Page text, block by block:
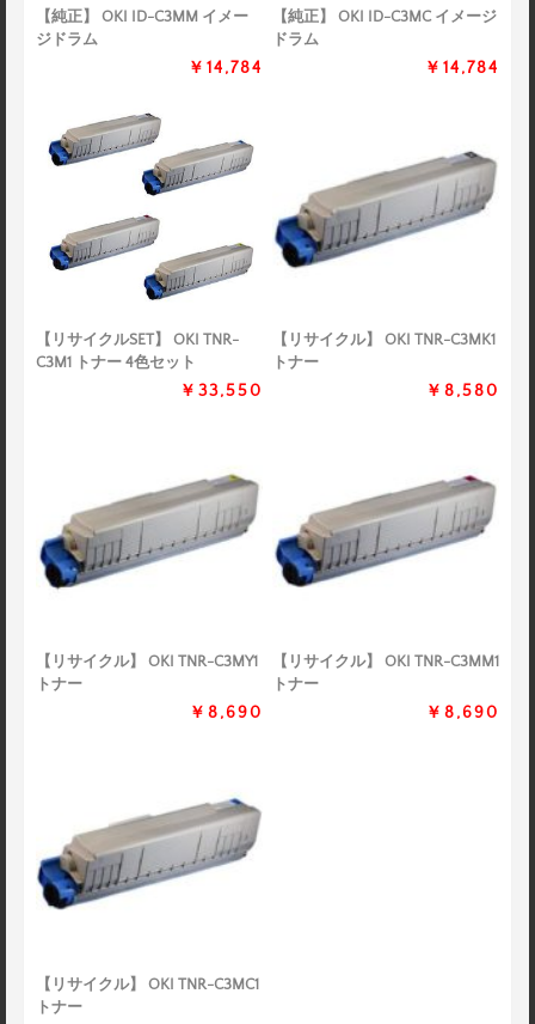
【純正】 OKI ID-C3MM イメー
ジドラム
￥14,784
【純正】 OKI ID-C3MC イメージ
ドラム
￥14,784
【リサイクルSET】 OKI TNR-
C3M1 トナー 4色セット
￥33,550
【リサイクル】 OKI TNR-C3MK1
トナー
￥8,580
【リサイクル】 OKI TNR-C3MY1
トナー
￥8,690
【リサイクル】 OKI TNR-C3MM1
トナー
￥8,690
【リサイクル】 OKI TNR-C3MC1
トナー